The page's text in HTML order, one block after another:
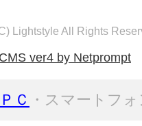
Lightstyle All Rights
ver4 by Netprompt
ＰＣ ・スマートフ